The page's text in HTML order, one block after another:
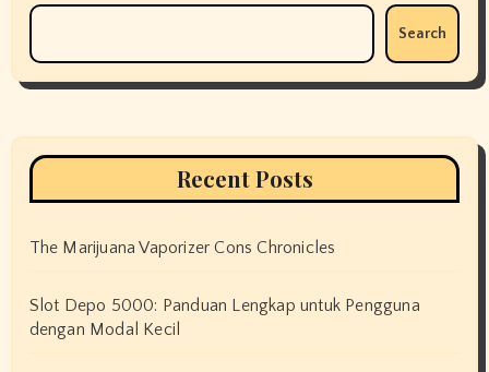
Search
Recent Posts
The Marijuana Vaporizer Cons Chronicles
Slot Depo 5000: Panduan Lengkap untuk Pengguna
dengan Modal Kecil